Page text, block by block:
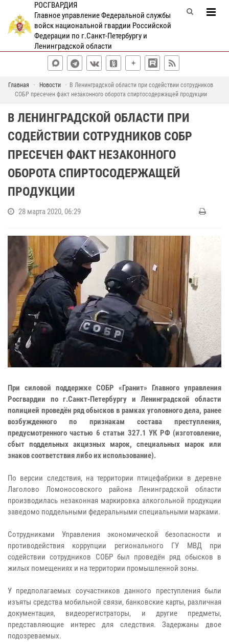
РОСГВАРДИЯ
Главное управление Федеральной службы
войск национальной гвардии Российской
Федерации по г.Санкт-Петербургу и
Ленинградской области
Главная Новости
В Ленинградской области при содействии сотрудников
СОБР пресечен факт незаконного оборота спиртосодержащей продукции
В ЛЕНИНГРАДСКОЙ ОБЛАСТИ ПРИ
СОДЕЙСТВИИ СОТРУДНИКОВ СОБР
ПРЕСЕЧЕН ФАКТ НЕЗАКОННОГО
ОБОРОТА СПИРТОСОДЕРЖАЩЕЙ
ПРОДУКЦИИ
28 марта 2020, 06:29
При силовой поддержке СОБР «Гранит» Главного управления
Росгвардии по г.Санкт-Петербургу и Ленинградской области
полицией проведён ряд обысков в рамках уголовного дела, ранее
возбужденного по признакам состава преступления,
предусмотренного частью 6 статьи 327.1 УК РФ (изготовление,
сбыт поддельных акцизных марок, специальных марок или
знаков соответствия либо их использование).
По версии следствия, на территории птицефабрики в деревне
Лаголово Ломоносовского района Ленинградской области
производилась незаконная маркировка алкогольной продукции
заведомо поддельными федеральными специальными марками.
Сотрудниками Управления экономической безопасности и
противодействия коррупции регионального ГУ МВД при
содействии сотрудников СОБР был проведён ряд обысков в
жилых помещениях и на территории промышленной зоны.
У предполагаемых соучастников данного преступления были
изъяты средства мобильной связи, банковские карты, различная
документация, видеорегистраторы, и другие предметы,
представляющие интерес для следствия. Задержаны двое
подозреваемых.